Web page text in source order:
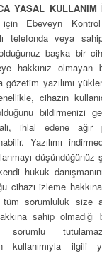
YASAL KULLANIM
Ebeveyn Kontrol
telefonda veya
başka bir
hakkınız
yazılımı
cihazın
bildirmenizi
ihlal edene
Yazılımı
düşündüğünüz
hukuk
cihazı izleme
sorumluluk size
sahip
sorumlu
kullanımıyla